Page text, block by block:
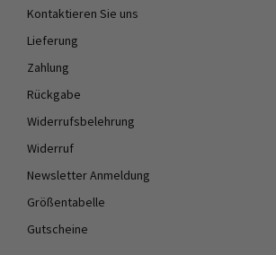
Kontaktieren Sie uns
Lieferung
Zahlung
Rückgabe
Widerrufsbelehrung
Widerruf
Newsletter Anmeldung
Größentabelle
Gutscheine